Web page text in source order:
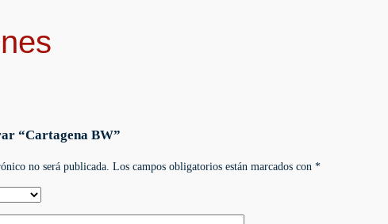
“Cartagena BW”
no será publicada. Los campos obligatorios están marcados con *